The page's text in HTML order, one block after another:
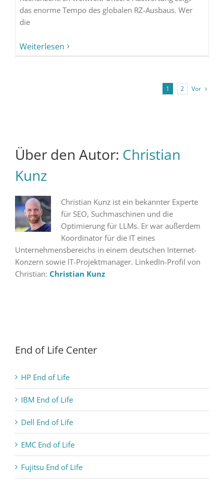
das enorme Tempo des globalen RZ-Ausbaus. Wer
die
Weiterlesen
1 2 Vor
Über den Autor: Christian
Kunz
Christian Kunz ist ein bekannter Experte
für SEO, Suchmaschinen und die
Optimierung für LLMs. Er war außerdem
Koordinator für die IT eines
Unternehmensbereichs in einem deutschen Internet-
Konzern sowie IT-Projektmanager. LinkedIn-Profil von
Christian: Christian Kunz
End of Life Center
HP End of Life
IBM End of Life
Dell End of Life
EMC End of Life
Fujitsu End of Life